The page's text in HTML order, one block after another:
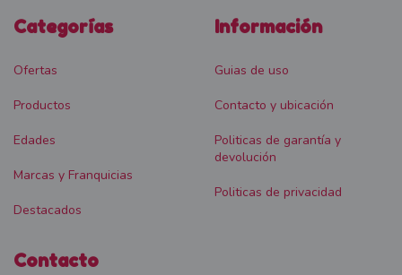
Categorías
Ofertas
Productos
Edades
Marcas y Franquicias
Destacados
Información
Guias de uso
Contacto y ubicación
Politicas de garantía y
devolución
Politicas de privacidad
Contacto